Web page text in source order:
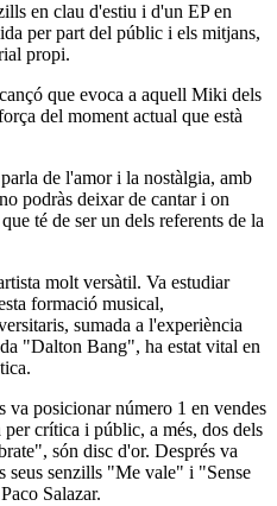
en clau d'estiu i d'un EP en
per part del públic i els mitjans,
propi.
que evoca a aquell Miki dels
del moment actual que està
de l'amor i la nostàlgia, amb
podràs deixar de cantar i on
té de ser un dels referents de la
molt versàtil. Va estudiar
formació musical,
sumada a l'experiència
"Dalton Bang", ha estat vital en
posicionar número 1 en vendes
crítica i públic, a més, dos dels
són disc d'or. Després va
seus senzills "Me vale" i "Sense
Salazar.